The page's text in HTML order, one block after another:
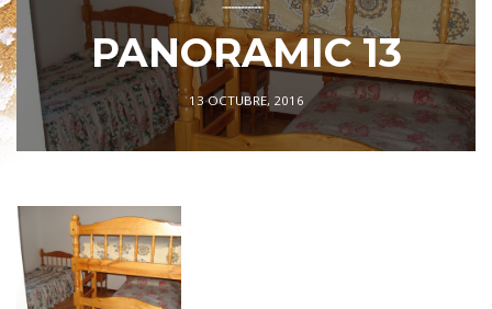
––––––––––––
PANORAMIC 13
13 OCTUBRE, 2016